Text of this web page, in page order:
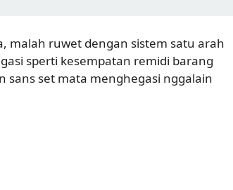
malah ruwet dengan sistem satu arah
sperti kesempatan remidi barang
sans set mata menghegasi nggalain